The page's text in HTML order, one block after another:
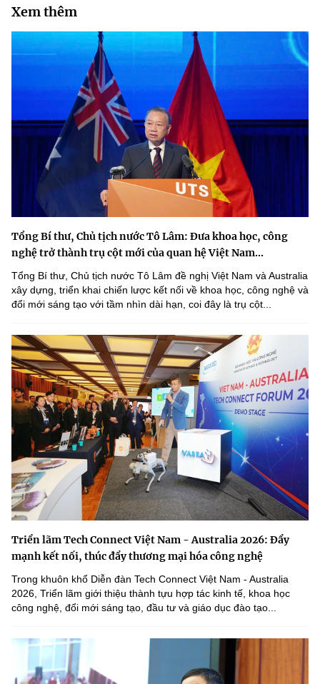
Xem thêm
Tổng Bí thư, Chủ tịch nước Tô Lâm: Đưa khoa học, công
nghệ trở thành trụ cột mới của quan hệ Việt Nam...
Tổng Bí thư, Chủ tịch nước Tô Lâm đề nghị Việt Nam và Australia
xây dựng, triển khai chiến lược kết nối về khoa học, công nghệ và
đổi mới sáng tạo với tầm nhìn dài hạn, coi đây là trụ cột...
Triển lãm Tech Connect Việt Nam - Australia 2026: Đẩy
mạnh kết nối, thúc đẩy thương mại hóa công nghệ
Trong khuôn khổ Diễn đàn Tech Connect Việt Nam - Australia
2026, Triển lãm giới thiệu thành tựu hợp tác kinh tế, khoa học
công nghệ, đổi mới sáng tạo, đầu tư và giáo dục đào tạo...